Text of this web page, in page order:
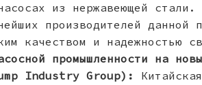
из нержавеющей стали.
производителей данной
качеством и надежностью
промышленности на
Industry Group):